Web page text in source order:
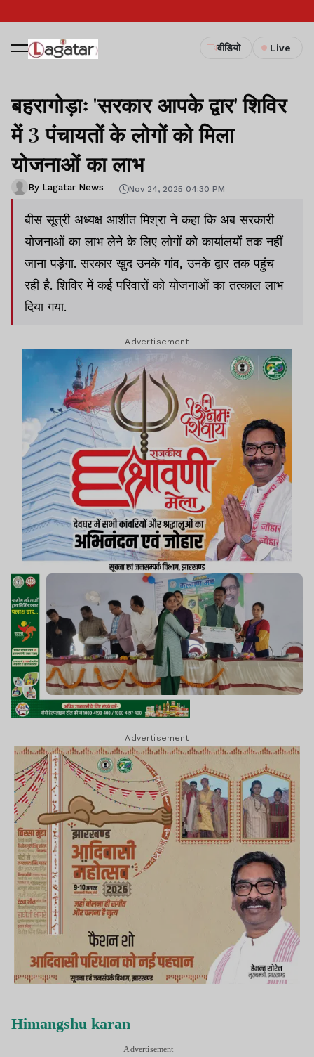
वीडियो Live
बहरागोड़ाः 'सरकार आपके द्वार' शिविर
में 3 पंचायतों के लोगों को मिला
योजनाओं का लाभ
By Lagatar News Nov 24, 2025 04:30 PM
बीस सूत्री अध्यक्ष आशीत मिश्रा ने कहा कि अब सरकारी
योजनाओं का लाभ लेने के लिए लोगों को कार्यालयों तक नहीं
जाना पड़ेगा. सरकार खुद उनके गांव, उनके द्वार तक पहुंच
रही है. शिविर में कई परिवारों को योजनाओं का तत्काल लाभ
दिया गया.
Advertisement
Advertisement
Himangshu karan
Advertisement